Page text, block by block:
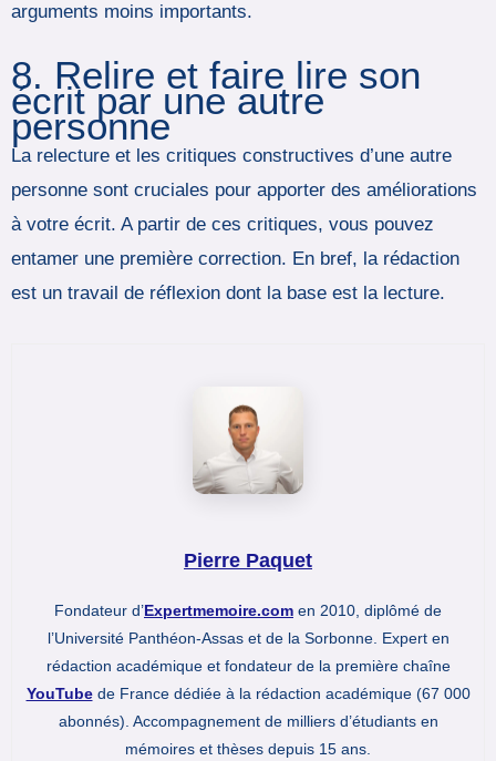
arguments moins importants.
8. Relire et faire lire son
écrit par une autre
personne
La relecture et les critiques constructives d’une autre
personne sont cruciales pour apporter des améliorations
à votre écrit. A partir de ces critiques, vous pouvez
entamer une première correction. En bref, la rédaction
est un travail de réflexion dont la base est la lecture.
Pierre Paquet
Fondateur d’Expertmemoire.com en 2010, diplômé de
l’Université Panthéon-Assas et de la Sorbonne. Expert en
rédaction académique et fondateur de la première chaîne
YouTubede France dédiée à la rédaction académique (67 000
abonnés). Accompagnement de milliers d’étudiants en
mémoires et thèses depuis 15 ans.